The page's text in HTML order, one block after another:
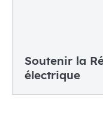
Soutenir la
électrique